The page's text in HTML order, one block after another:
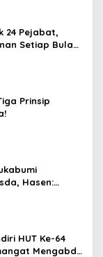
24 Pejabat,
Setiap Bulan
Prinsip
Hasen:
HUT Ke-64
Mengabdi